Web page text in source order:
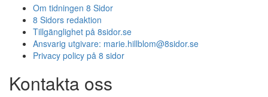
Om tidningen 8 Sidor
8 Sidors redaktion
Tillgänglighet på 8sidor.se
Ansvarig utgivare: marie.hillblom@8sidor.se
Privacy policy på 8 sidor
Kontakta oss